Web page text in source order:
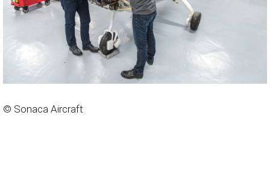
© Sonaca Aircraft